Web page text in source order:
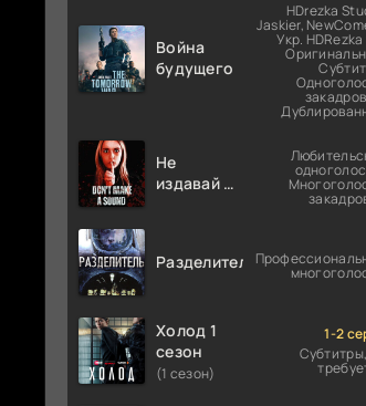
Война
будущего
HDrezka
Jaskier,
Укр. HDRezka
Не
издавай ни
Разделитель
Холод 1
сезон
(1 сезон)
1-2